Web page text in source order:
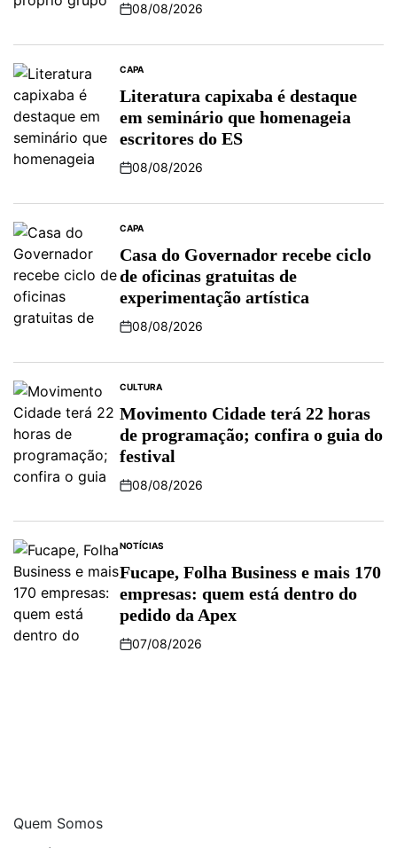
Post
08/08/2026
POSTED
CAPA
Literatura capixaba é destaque
em seminário que homenageia
escritores do ES
Post
08/08/2026
POSTED
CAPA
Casa do Governador recebe ciclo
de oficinas gratuitas de
experimentação artística
Post
08/08/2026
POSTED
CULTURA
Movimento Cidade terá 22 horas
de programação; confira o guia do
festival
Post
08/08/2026
POSTED
NOTÍCIAS
Fucape, Folha Business e mais 170
empresas: quem está dentro do
pedido da Apex
Post
07/08/2026
Quem Somos